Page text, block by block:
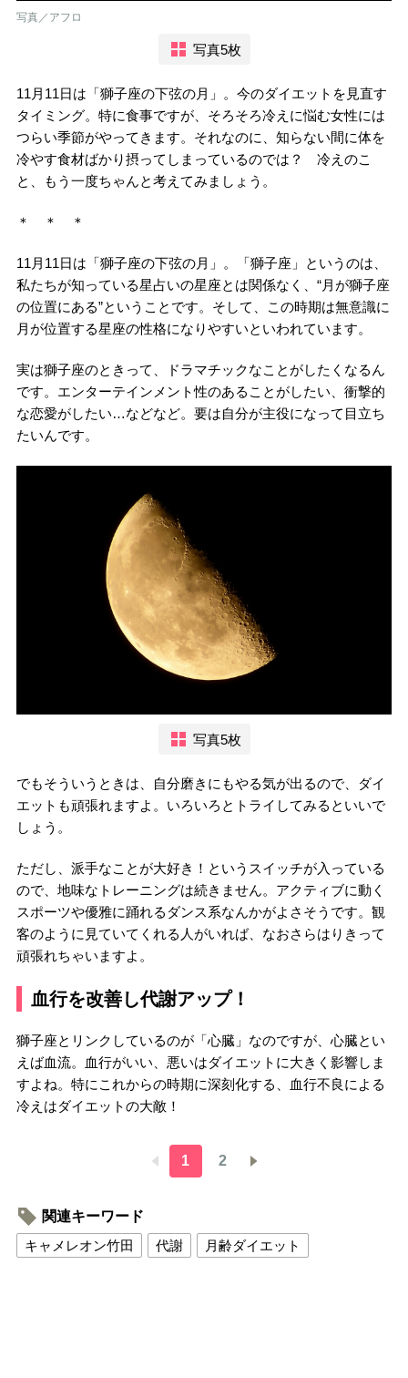
写真／アフロ
写真5枚
11月11日は「獅子座の下弦の月」。今のダイエットを見直す
タイミング。特に食事ですが、そろそろ冷えに悩む女性には
つらい季節がやってきます。それなのに、知らない間に体を
冷やす食材ばかり摂ってしまっているのでは？ 冷えのこ
と、もう一度ちゃんと考えてみましょう。
＊ ＊ ＊
11月11日は「獅子座の下弦の月」。「獅子座」というのは、
私たちが知っている星占いの星座とは関係なく、“月が獅子座
の位置にある”ということです。そして、この時期は無意識に
月が位置する星座の性格になりやすいといわれています。
実は獅子座のときって、ドラマチックなことがしたくなるん
です。エンターテインメント性のあることがしたい、衝撃的
な恋愛がしたい…などなど。要は自分が主役になって目立ち
たいんです。
写真5枚
でもそういうときは、自分磨きにもやる気が出るので、ダイ
エットも頑張れますよ。いろいろとトライしてみるといいで
しょう。
ただし、派手なことが大好き！というスイッチが入っている
ので、地味なトレーニングは続きません。アクティブに動く
スポーツや優雅に踊れるダンス系なんかがよさそうです。観
客のように見ていてくれる人がいれば、なおさらはりきって
頑張れちゃいますよ。
血行を改善し代謝アップ！
獅子座とリンクしているのが「心臓」なのですが、心臓とい
えば血流。血行がいい、悪いはダイエットに大きく影響しま
すよね。特にこれからの時期に深刻化する、血行不良による
冷えはダイエットの大敵！
1 2
関連キーワード
キャメレオン竹田
代謝 月齢ダイエット